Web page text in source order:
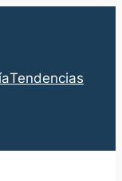
Tendencias